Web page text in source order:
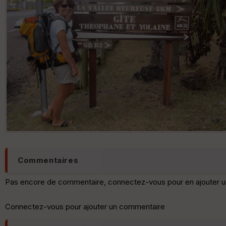
Commentaires
Pas encore de commentaire, connectez-vous pour en ajouter
Connectez-vous pour ajouter un commentaire